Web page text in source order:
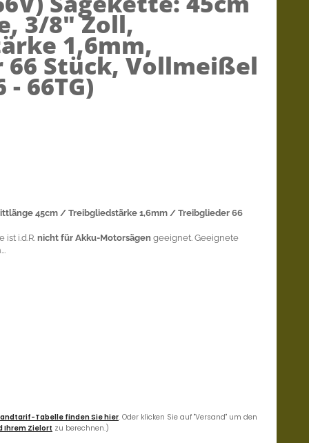
3/8" Zoll,
1,6mm,
Stück, Vollmeißel
- 66TG)
45cm / Treibgliedstärke 1,6mm / Treibglieder 66
ist i.d.R. nicht für Akku-Motorsägen geeignet. Geeignete
Tabelle finden Sie hier. Oder klicken Sie auf "Versand" um den
Ihrem Zielort zu berechnen.)